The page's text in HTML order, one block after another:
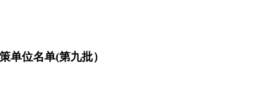
单位名单(第九批）